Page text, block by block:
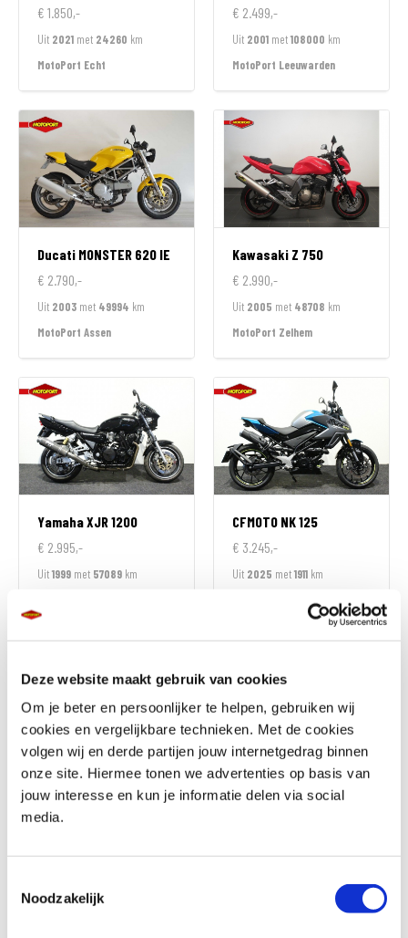
Deze website maakt gebruik van cookies
Om je beter en persoonlijker te helpen, gebruiken wij
cookies en vergelijkbare technieken. Met de cookies
volgen wij en derde partijen jouw internetgedrag binnen
onze site. Hiermee tonen we advertenties op basis van
jouw interesse en kun je informatie delen via social
media.
Noodzakelijk
€ 1.850,-
Uit 2021 met 24260 km
MotoPort Echt
€ 2.499,-
Uit 2001 met108000 km
MotoPort Leeuwarden
Ducati MONSTER 620 IE
€ 2.790,-
Uit 2003 met 49994 km
MotoPort Assen
Kawasaki Z 750
€ 2.990,-
Uit 2005 met 48708 km
MotoPort Zelhem
YamahaXJR 1200
€ 2.995,-
Uit1999 met 57089 km
CFMOTO NK 125
€ 3.245,-
Uit 2025 met1911 km
Yamaha MT 03
€ 3.250,-
Mash FIVE HUNDRED 400